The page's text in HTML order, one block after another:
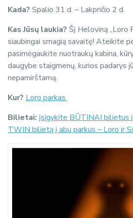
Kada? Spalio 31 d. – Lakpričio 2 d.
Kas Jūsų laukia? Šį Heloviną „Loro
siaubingai smagią savaitę! Ateikite
pasimėgaukite nuotraukų kabina,
daugybe staigmenų, kurios padarys
nepamirštamą.
Kur? Loro parkas.
Bilietai: įsigykite BŪTINAI bilietus
TWIN bilietą į abu parkus – Loro ir